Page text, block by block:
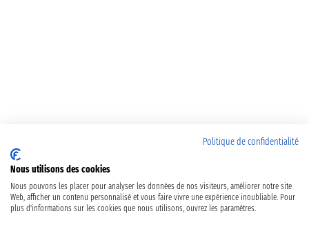
Politique de confidentialité
Nous utilisons des cookies
Nous pouvons les placer pour analyser les données de nos visiteurs, améliorer notre site
Web, afficher un contenu personnalisé et vous faire vivre une expérience inoubliable. Pour
plus d'informations sur les cookies que nous utilisons, ouvrez les paramètres.